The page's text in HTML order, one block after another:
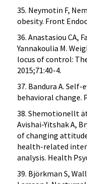
35. Neymotin F,
obesity. Front
36. Anastasiou CA,
Yannakoulia M.
locus of control:
2015;71:40-4.
37. Bandura A.
behavioral change.
38. Shemotionellt
Avishai-Yitshak A,
of changing
health-related
analysis. Health
39. Björkman S,